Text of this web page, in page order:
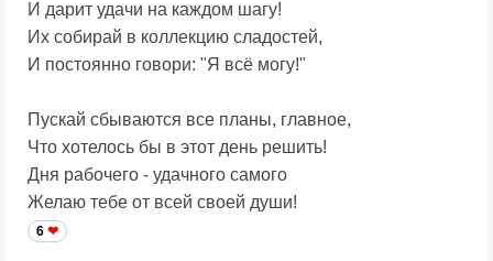
И дарит удачи на каждом шагу!
Их собирай в коллекцию сладостей,
И постоянно говори: "Я всё могу!"
Пускай сбываются все планы, главное,
Что хотелось бы в этот день решить!
Дня рабочего - удачного самого
Желаю тебе от всей своей души!
6